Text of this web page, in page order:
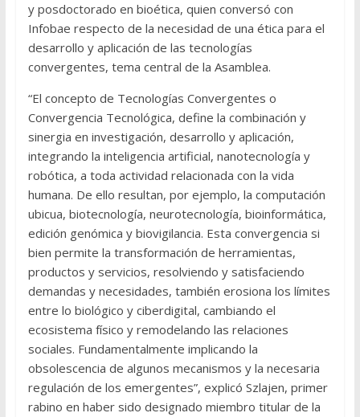
y posdoctorado en bioética, quien conversó con
Infobae respecto de la necesidad de una ética para el
desarrollo y aplicación de las tecnologías
convergentes, tema central de la Asamblea.
“El concepto de Tecnologías Convergentes o
Convergencia Tecnológica, define la combinación y
sinergia en investigación, desarrollo y aplicación,
integrando la inteligencia artificial, nanotecnología y
robótica, a toda actividad relacionada con la vida
humana. De ello resultan, por ejemplo, la computación
ubicua, biotecnología, neurotecnología, bioinformática,
edición genómica y biovigilancia. Esta convergencia si
bien permite la transformación de herramientas,
productos y servicios, resolviendo y satisfaciendo
demandas y necesidades, también erosiona los límites
entre lo biológico y ciberdigital, cambiando el
ecosistema físico y remodelando las relaciones
sociales. Fundamentalmente implicando la
obsolescencia de algunos mecanismos y la necesaria
regulación de los emergentes”, explicó Szlajen, primer
rabino en haber sido designado miembro titular de la